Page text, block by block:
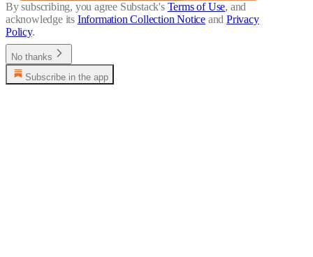
By subscribing, you agree Substack's Terms of Use, and
acknowledge its Information Collection Notice and Privacy
Policy.
No thanks
Subscribe in the app